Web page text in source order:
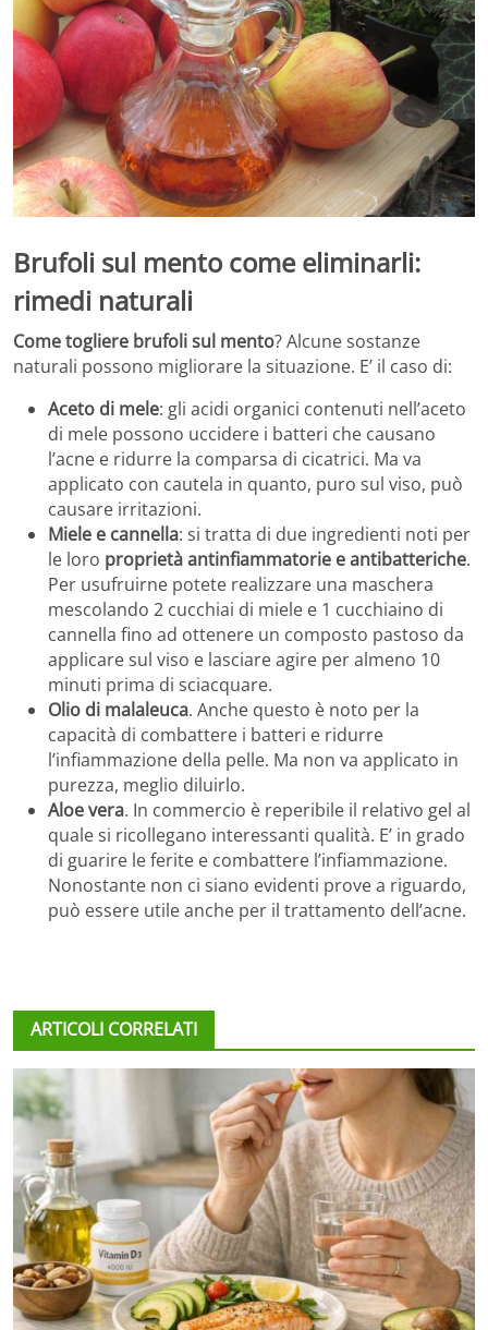
Brufoli sul mento come eliminarli:
rimedi naturali
Come togliere brufoli sul mento? Alcune sostanze
naturali possono migliorare la situazione. E’ il caso di:
Aceto di mele: gli acidi organici contenuti nell’aceto
di mele possono uccidere i batteri che causano
l’acne e ridurre la comparsa di cicatrici. Ma va
applicato con cautela in quanto, puro sul viso, può
causare irritazioni.
Miele e cannella: si tratta di due ingredienti noti per
le loro proprietà antinfiammatorie e antibatteriche.
Per usufruirne potete realizzare una maschera
mescolando 2 cucchiai di miele e 1 cucchiaino di
cannella fino ad ottenere un composto pastoso da
applicare sul viso e lasciare agire per almeno 10
minuti prima di sciacquare.
Olio di malaleuca. Anche questo è noto per la
capacità di combattere i batteri e ridurre
l’infiammazione della pelle. Ma non va applicato in
purezza, meglio diluirlo.
Aloe vera. In commercio è reperibile il relativo gel al
quale si ricollegano interessanti qualità. E’ in grado
di guarire le ferite e combattere l’infiammazione.
Nonostante non ci siano evidenti prove a riguardo,
può essere utile anche per il trattamento dell’acne.
ARTICOLI CORRELATI